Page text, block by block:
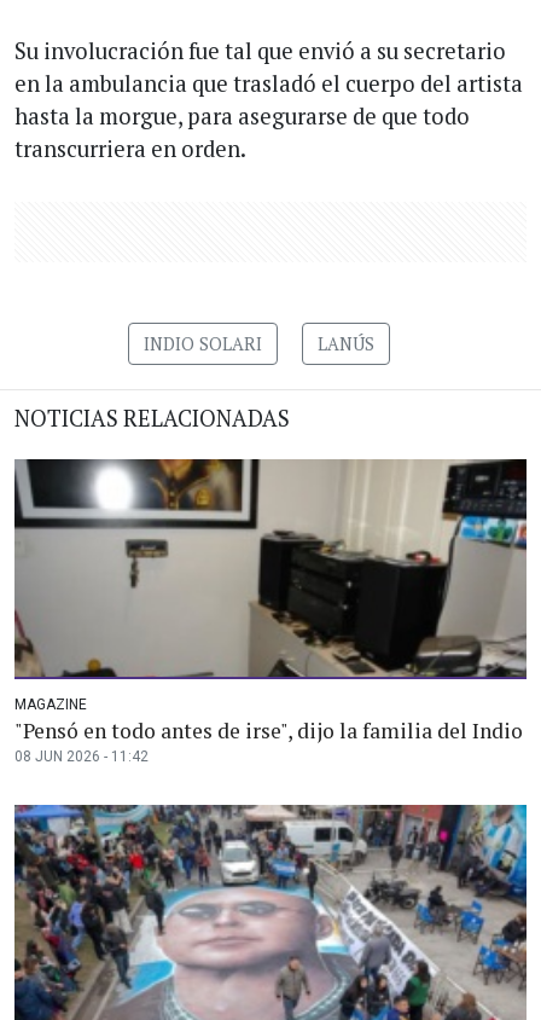
Su involucración fue tal que envió a su secretario
en la ambulancia que trasladó el cuerpo del artista
hasta la morgue, para asegurarse de que todo
transcurriera en orden.
INDIO SOLARI LANÚS
NOTICIAS RELACIONADAS
MAGAZINE
"Pensó en todo antes de irse", dijo la familia del Indio
08 JUN 2026 - 11:42